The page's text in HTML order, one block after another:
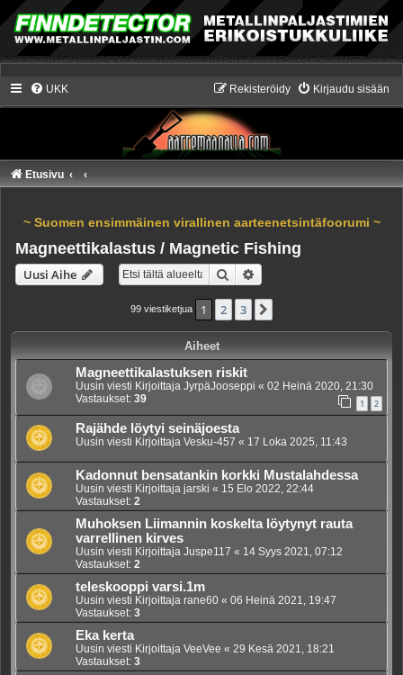
UKK Kirjaudu sisään
Rekisteröidy
Etusivu
~ Suomen ensimmäinen virallinen aarteenetsintäfoorumi ~
Magneettikalastus / Magnetic Fishing
Uusi Aihe Etsi
99 viestiketjua 1 2 3
Aiheet
Magneettikalastuksen riskit
Uusin viesti Kirjoittaja JyrpäJooseppi « 02 Heinä 2020, 21:30
Vastaukset: 39 1 2
Rajähde löytyi seinäjoesta
Uusin viesti Kirjoittaja Vesku-457 « 17 Loka 2025, 11:43
Kadonnut bensatankin korkki Mustalahdessa
Uusin viesti Kirjoittaja jarski « 15 Elo 2022, 22:44
Vastaukset: 2
Muhoksen Liimannin koskelta löytynyt rauta
varrellinen kirves
Uusin viesti Kirjoittaja Juspe117 « 14 Syys 2021, 07:12
Vastaukset: 2
teleskooppi varsi.1m
Uusin viesti Kirjoittaja rane60 « 06 Heinä 2021, 19:47
Vastaukset: 3
Eka kerta
Uusin viesti Kirjoittaja VeeVee « 29 Kesä 2021, 18:21
Vastaukset: 3